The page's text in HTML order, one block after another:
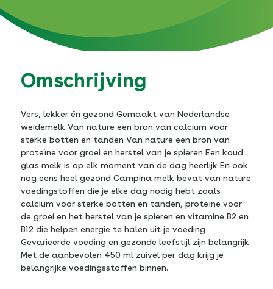
Omschrijving
Vers, lekker én gezond Gemaakt van Nederlandse
weidemelk Van nature een bron van calcium voor
sterke botten en tanden Van nature een bron van
proteïne voor groei en herstel van je spieren Een koud
glas melk is op elk moment van de dag heerlijk En ook
nog eens heel gezond Campina melk bevat van nature
voedingstoffen die je elke dag nodig hebt zoals
calcium voor sterke botten en tanden, proteïne voor
de groei en het herstel van je spieren en vitamine B2 en
B12 die helpen energie te halen uit je voeding
Gevarieerde voeding en gezonde leefstijl zijn belangrijk
Met de aanbevolen 450 ml zuivel per dag krijg je
belangrijke voedingsstoffen binnen.